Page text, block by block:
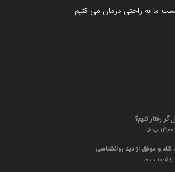
ما به راحتی درمان می کنیم
گر رفتار کنیم؟
شاد و موفق از دید روانشناسی